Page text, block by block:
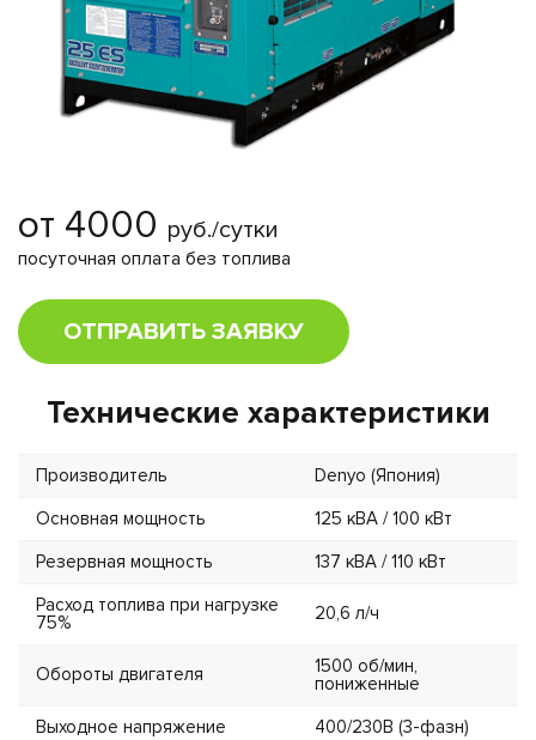
от 4000 руб./сутки
посуточная оплата без топлива
ОТПРАВИТЬ ЗАЯВКУ
Технические характеристики
Производитель
Denyo (Япония)
Основная мощность
125 кВА / 100 кВт
Резервная мощность
137 кВА / 110 кВт
Расход топлива при нагрузке
75%
20,6 л/ч
Обороты двигателя
1500 об/мин,
пониженные
Выходное напряжение
400/230В (3-фазн)